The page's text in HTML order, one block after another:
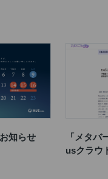
知らせ 「メタ
usクラウ